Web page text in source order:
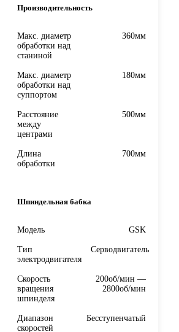
Производительность
Макс. диаметр
обработки над
станиной
360мм
Макс. диаметр
обработки над
суппортом
180мм
Расстояние
между
центрами
500мм
Длина
обработки
700мм
Шпиндельная бабка
Модель GSK
Тип
электродвигателя
Серводвигатель
Скорость
вращения
шпинделя
200об/мин —
2800об/мин
Диапазон
скоростей
Бесступенчатый